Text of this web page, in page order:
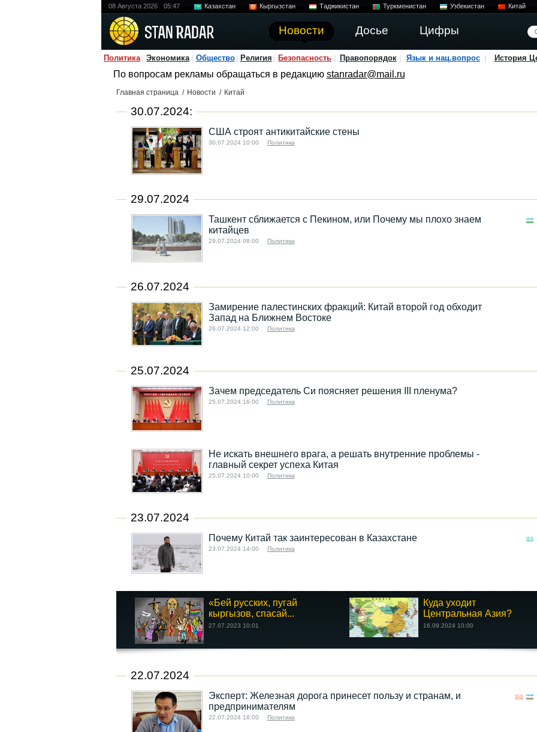
08 Августа 2026 05:47 Казахстан Кыргызстан Таджикистан Туркменистан Узбекистан Китай
Новости Досье Цифры
Политика Экономика Общество Религия Безопасность Правопорядок Язык и нац.вопрос История
По вопросам рекламы обращаться в редакцию stanradar@mail.ru
Главная страница / Новости / Китай
30.07.2024:
США строят антикитайские стены
30.07.2024 10:00 Политика
29.07.2024
Ташкент сближается с Пекином, или Почему мы плохо знаем
китайцев
29.07.2024 08:00 Политика
26.07.2024
Замирение палестинских фракций: Китай второй год обходит
Запад на Ближнем Востоке
26.07.2024 12:00 Политика
25.07.2024
Зачем председатель Си поясняет решения III пленума?
25.07.2024 16:00 Политика
Не искать внешнего врага, а решать внутренние проблемы -
главный секрет успеха Китая
25.07.2024 10:00 Политика
23.07.2024
Почему Китай так заинтересован в Казахстане
23.07.2024 14:00 Политика
«Бей русских, пугай
кыргызов, спасай...
27.07.2023 10:01
Куда уходит
Центральная Азия?
16.09.2024 10:00
22.07.2024
Эксперт: Железная дорога принесет пользу и странам, и
предпринимателям
22.07.2024 18:00 Политика